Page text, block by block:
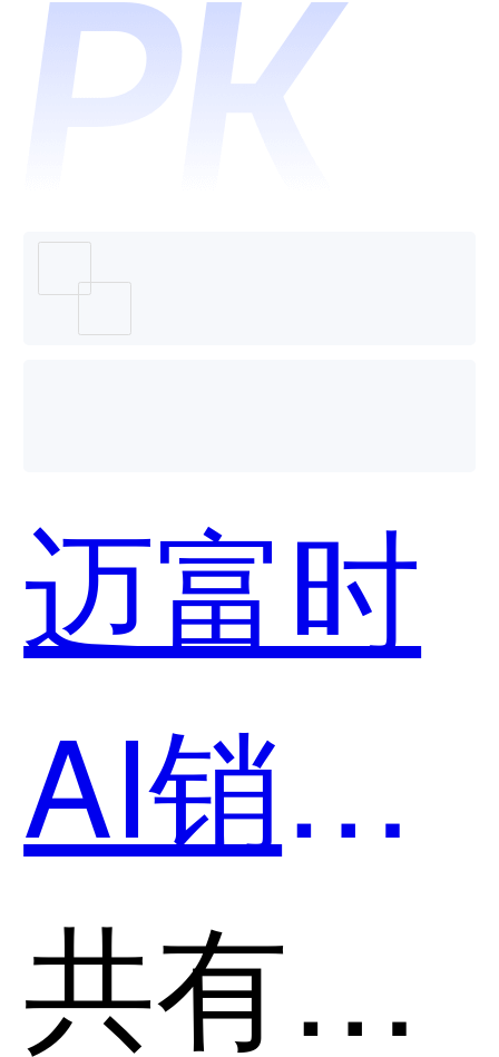
和
哪个好
用？
迈富时
AI销售
智能体
共有分类：智能销售自动化管理系统(SFA)